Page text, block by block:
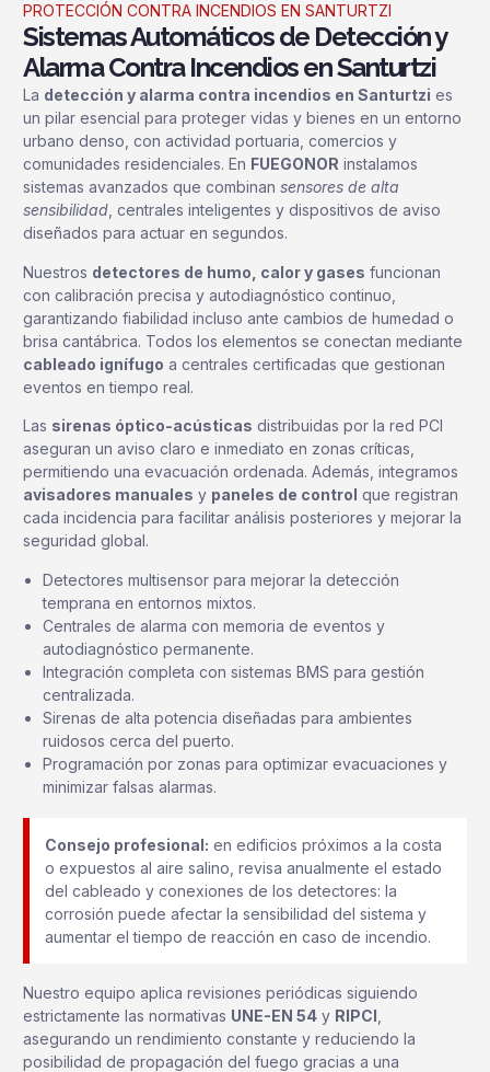
PROTECCIÓN CONTRA INCENDIOS EN SANTURTZI
Sistemas Automáticos de Detección y
Alarma Contra Incendios en Santurtzi
La detección y alarma contra incendios en Santurtzi es
un pilar esencial para proteger vidas y bienes en un entorno
urbano denso, con actividad portuaria, comercios y
comunidades residenciales. En FUEGONOR instalamos
sistemas avanzados que combinan sensores de alta
sensibilidad , centrales inteligentes y dispositivos de aviso
diseñados para actuar en segundos.
Nuestros detectores de humo, calor y gases funcionan
con calibración precisa y autodiagnóstico continuo,
garantizando fiabilidad incluso ante cambios de humedad o
brisa cantábrica. Todos los elementos se conectan mediante
cableado ignífugo a centrales certificadas que gestionan
eventos en tiempo real.
Las sirenas óptico-acústicas distribuidas por la red PCI
aseguran un aviso claro e inmediato en zonas críticas,
permitiendo una evacuación ordenada. Además, integramos
avisadores manuales y paneles de control que registran
cada incidencia para facilitar análisis posteriores y mejorar la
seguridad global.
Detectores multisensor para mejorar la detección
temprana en entornos mixtos.
Centrales de alarma con memoria de eventos y
autodiagnóstico permanente.
Integración completa con sistemas BMS para gestión
centralizada.
Sirenas de alta potencia diseñadas para ambientes
ruidosos cerca del puerto.
Programación por zonas para optimizar evacuaciones y
minimizar falsas alarmas.
Consejo profesional: en edificios próximos a la costa
o expuestos al aire salino, revisa anualmente el estado
del cableado y conexiones de los detectores: la
corrosión puede afectar la sensibilidad del sistema y
aumentar el tiempo de reacción en caso de incendio.
Nuestro equipo aplica revisiones periódicas siguiendo
estrictamente las normativas UNE-EN 54 y RIPCI
asegurando un rendimiento constante y reduciendo la
posibilidad de propagación del fuego gracias a una